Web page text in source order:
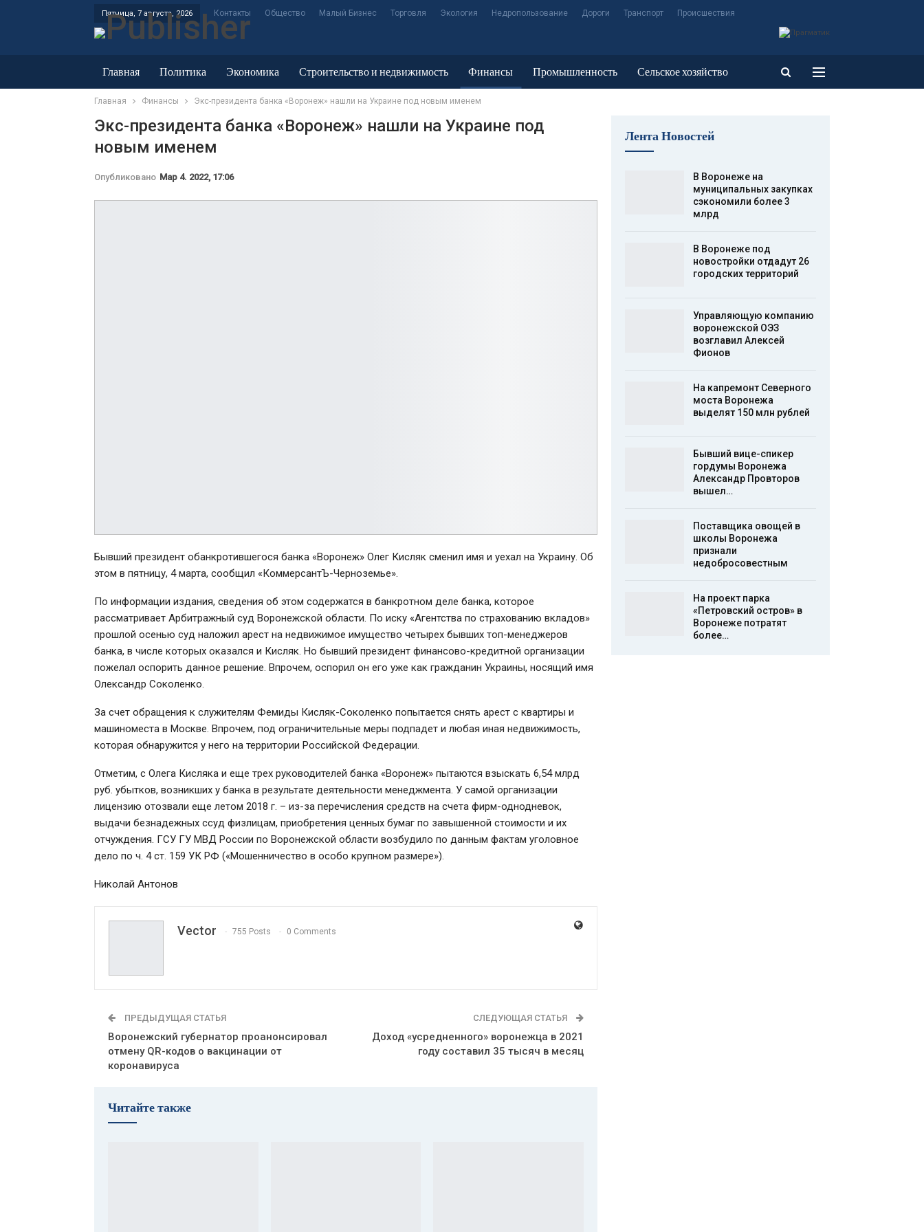
Пятница, 7 августа, 2026 Контакты Общество Малый Бизнес Торговля Экология Недропользование Дороги Транспорт Происшествия
Главная Политика Экономика Строительство и недвижимость Финансы Промышленность Сельское хозяйство
ЖКХ и энергетика
Главная Финансы Экс-президента банка «Воронеж» нашли на Украине под новым именем
Экс-президента банка «Воронеж» нашли на Украине под
новым именем
Опубликовано Мар 4. 2022, 17:06
Бывший президент обанкротившегося банка «Воронеж» Олег Кисляк сменил имя и уехал на Украину. Об
этом в пятницу, 4 марта, сообщил «КоммерсантЪ-Черноземье».
По информации издания, сведения об этом содержатся в банкротном деле банка, которое
рассматривает Арбитражный суд Воронежской области. По иску «Агентства по страхованию вкладов»
прошлой осенью суд наложил арест на недвижимое имущество четырех бывших топ-менеджеров
банка, в числе которых оказался и Кисляк. Но бывший президент финансово-кредитной организации
пожелал оспорить данное решение. Впрочем, оспорил он его уже как гражданин Украины, носящий имя
Олександр Соколенко.
За счет обращения к служителям Фемиды Кисляк-Соколенко попытается снять арест с квартиры и
машиноместа в Москве. Впрочем, под ограничительные меры подпадет и любая иная недвижимость,
которая обнаружится у него на территории Российской Федерации.
Отметим, с Олега Кисляка и еще трех руководителей банка «Воронеж» пытаются взыскать 6,54 млрд
руб. убытков, возникших у банка в результате деятельности менеджмента. У самой организации
лицензию отозвали еще летом 2018 г. – из-за перечисления средств на счета фирм-однодневок,
выдачи безнадежных ссуд физлицам, приобретения ценных бумаг по завышенной стоимости и их
отчуждения. ГСУ ГУ МВД России по Воронежской области возбудило по данным фактам уголовное
дело по ч. 4 ст. 159 УК РФ («Мошенничество в особо крупном размере»).
Николай Антонов
Vector 755 Posts 0 Comments
ПРЕДЫДУЩАЯ СТАТЬЯ
Воронежский губернатор проанонсировал
отмену QR-кодов о вакцинации от
коронавируса
СЛЕДУЮЩАЯ СТАТЬЯ
Доход «усредненного» воронежца в 2021
году составил 35 тысяч в месяц
Читайте также
Лента Новостей
В Воронеже на
муниципальных закупках
сэкономили более 3
млрд
В Воронеже под
новостройки отдадут 26
городских территорий
Управляющую компанию
воронежской ОЭЗ
возглавил Алексей
Фионов
На капремонт Северного
моста Воронежа
выделят 150 млн рублей
Бывший вице-спикер
гордумы Воронежа
Александр Провторов
вышел…
Поставщика овощей в
школы Воронежа
признали
недобросовестным
На проект парка
«Петровский остров» в
Воронеже потратят
более…